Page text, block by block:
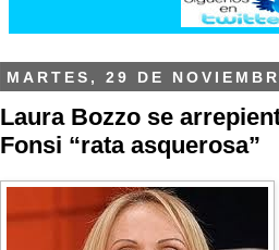
MARTES, 29 DE
Laura Bozzo se
Fonsi “rata asquerosa”